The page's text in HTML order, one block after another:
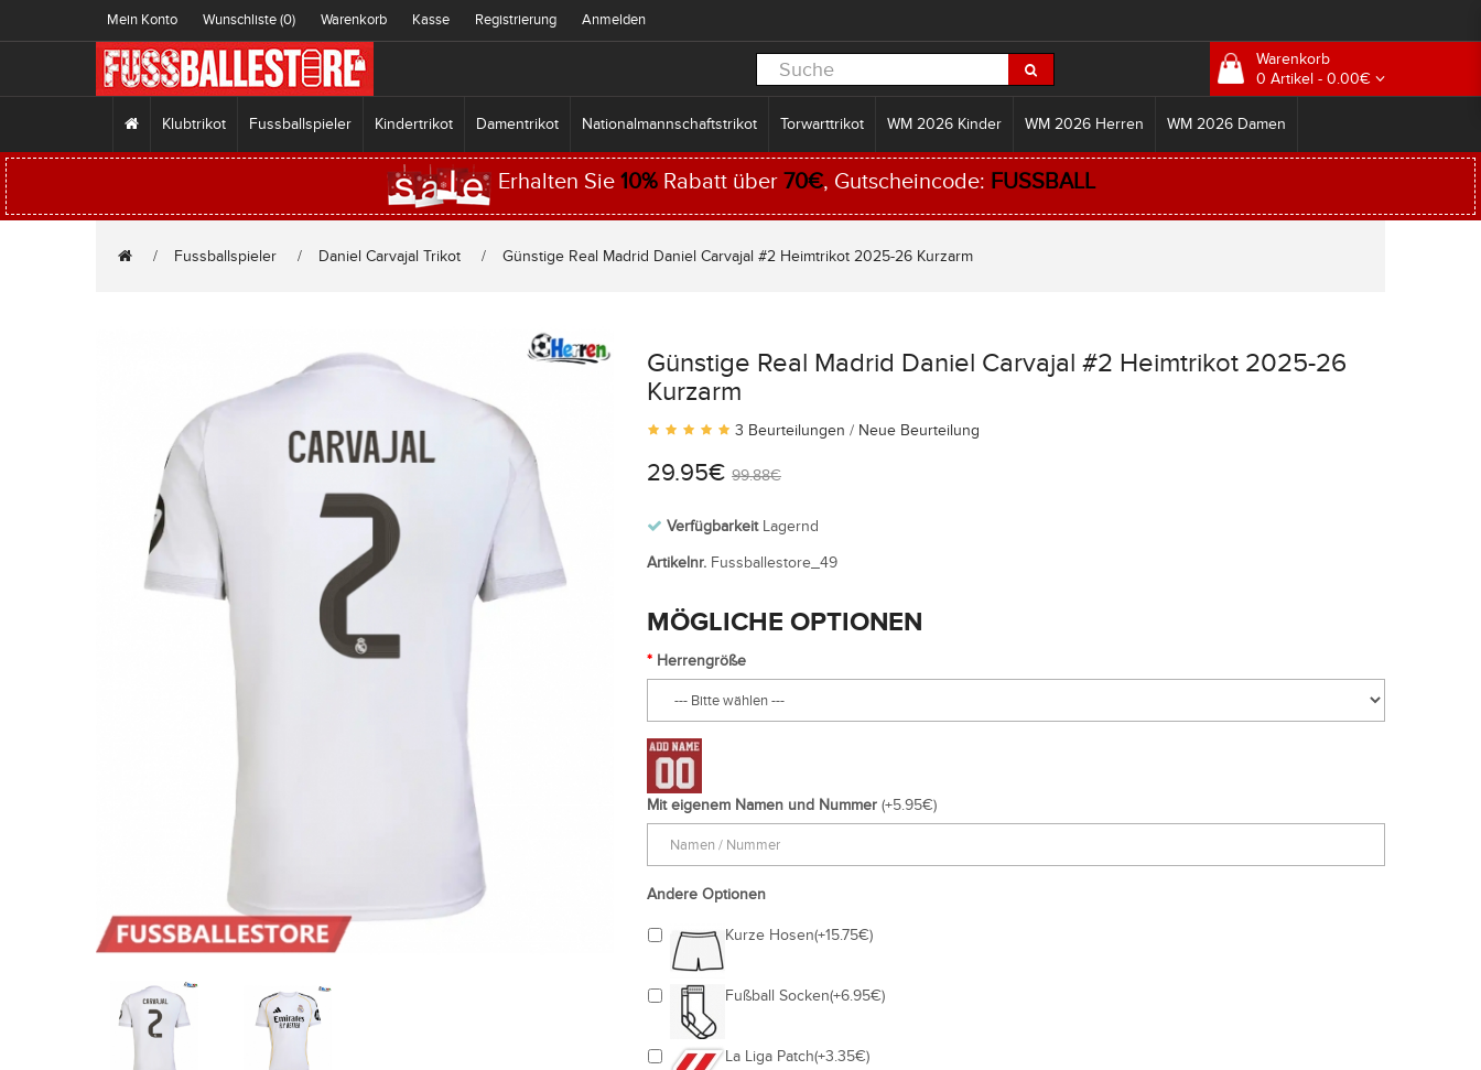
Mein Konto Wunschliste (0) Warenkorb Kasse Registrierung Anmelden
Warenkorb
0 Artikel - 0.00€
Klubtrikot Fussballspieler Kindertrikot Damentrikot Nationalmannschaftstrikot Torwarttrikot WM 2026 Kinder WM 2026 Herren WM 2026 Damen
Erhalten Sie 10%Rabatt über 70€, Gutscheincode: FUSSBALL
Fussballspieler Daniel Carvajal Trikot Günstige Real Madrid Daniel Carvajal #2 Heimtrikot 2025-26 Kurzarm
Günstige Real Madrid Daniel Carvajal #2 Heimtrikot 2025-26
Kurzarm
3 Beurteilungen / Neue Beurteilung
29.95€ 99.88€
VerfügbarkeitLagernd
Artikelnr. Fussballestore_49
MÖGLICHE OPTIONEN
Herrengröße
Mit eigenem Namen und Nummer (+5.95€)
Andere Optionen
Kurze Hosen(+15.75€)
Fußball Socken(+6.95€)
La Liga Patch(+3.35€)